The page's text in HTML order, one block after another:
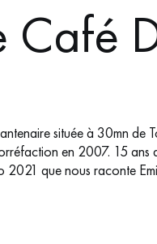
Café
située à 30mn de
en 2007. 15 ans
2021 que nous raconte